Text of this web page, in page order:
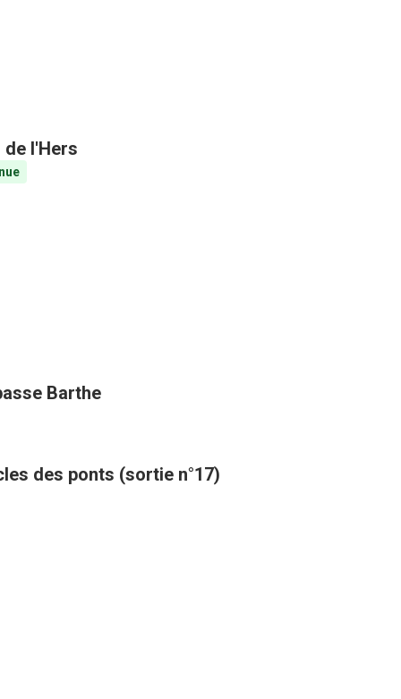
l'Hers
Barthe
des ponts (sortie n°17)